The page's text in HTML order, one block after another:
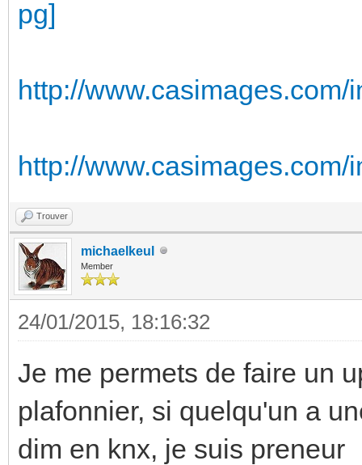
http://
http://
Trouver
michaelkeul
Member
24/01/2015, 18:16:32
Je me permets de faire un
plafonnier, si quelqu'un a
dim en knx, je suis preneur